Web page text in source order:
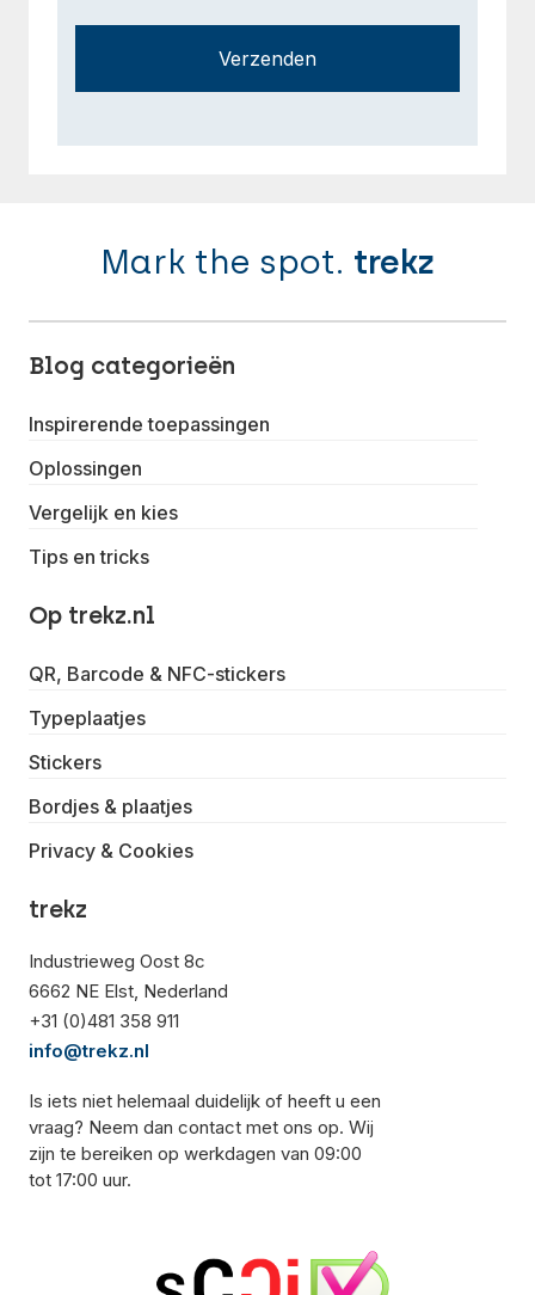
Verzenden
Mark the spot. trekz
Blog categorieën
Inspirerende toepassingen
Oplossingen
Vergelijk en kies
Tips en tricks
Op trekz.nl
QR, Barcode & NFC-stickers
Typeplaatjes
Stickers
Bordjes & plaatjes
Privacy & Cookies
trekz
Industrieweg Oost 8c
6662 NE Elst, Nederland
+31 (0)481 358 911
info@trekz.nl
Is iets niet helemaal duidelijk of heeft u een
vraag? Neem dan contact met ons op. Wij
zijn te bereiken op werkdagen van 09:00
tot 17:00 uur.